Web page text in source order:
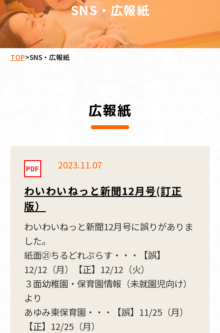
SNS・広報紙
TOP>SNS・広報紙
広報紙
2023.11.07
わいわいねっと新聞12月号(訂正
版）
わいわいねっと新聞12月号に誤りがありま
した。
紙面㉑ちるどれぷらす・・・【誤】
12/12（月）【正】12/12（火）
３面幼稚園・保育園情報（未就園児向け）
より
あゆみ東保育園・・・【誤】11/25（月）
【正】12/25（月）